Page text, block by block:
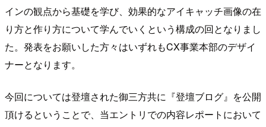
インの観点から基礎を学び、効果的なアイキャッチ画像の在
り方と作り方について学んでいくという構成の回となりまし
た。発表をお願いした方々はいずれもCX事業本部のデザイ
ナーとなります。
今回については登壇された御三方共に『登壇ブログ』を公開
頂けるということで、当エントリでの内容レポートにおいて